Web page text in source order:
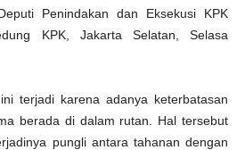
Penindakan dan Eksekusi KPK
KPK, Jakarta Selatan, Selasa
terjadi karena adanya keterbatasan
berada di dalam rutan. Hal tersebut
pungli antara tahanan dengan